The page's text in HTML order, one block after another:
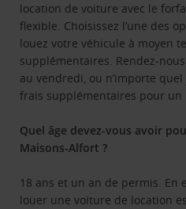
location de voiture avec le
flexible. Choisissez l’une des
louez votre véhicule à moyen
supplémentaires. Rendez-
au vendredi, ou n’importe
frais supplémentaires pour un
Quel âge devez-vous avoir
Maisons-Alfort ?
18 ans et un an de permis. En
louer une voiture de location